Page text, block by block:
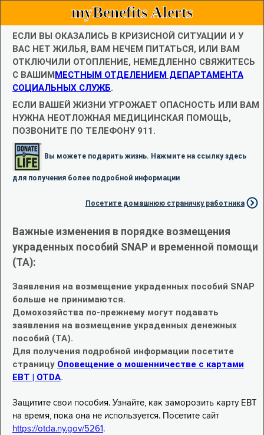
myBenefits Alerts
ЕСЛИ ВЫ ОКАЗАЛИСЬ В КРИЗИСНОЙ СИТУАЦИИ И У
ВАС НЕТ ЖИЛЬЯ, ВАМ НЕЧЕМ ПИТАТЬСЯ, ИЛИ ВАМ
ОТКЛЮЧИЛИ ОТОПЛЕНИЕ, НЕМЕДЛЕННО СВЯЖИТЕСЬ
С ВАШИММЕСТНЫМ ОТДЕЛЕНИЕМ ДЕПАРТАМЕНТА
СОЦИАЛЬНЫХ СЛУЖБ.
ЕСЛИ ВАШЕЙ ЖИЗНИ УГРОЖАЕТ ОПАСНОСТЬ ИЛИ ВАМ
НУЖНА НЕОТЛОЖНАЯ МЕДИЦИНСКАЯ ПОМОЩЬ,
ПОЗВОНИТЕ ПО ТЕЛЕФОНУ 911.
Вы можете подарить жизнь. Нажмите на ссылку здесь
для получения более подробной информации
Посетите домашнюю страничку работника
Важные изменения в порядке возмещения
украденных пособий SNAP и временной помощи
(TA):
Заявления на возмещение украденных пособий SNAP
больше не принимаются.
Домохозяйства по-прежнему могут подавать
заявления на возмещение украденных денежных
пособий (TA).
Для получения подробной информации посетите
страницу Оповещение о мошенничестве с картами
EBT | OTDA.
Защитите свои пособия. Узнайте, как заморозить карту EBT
на время, пока она не используется. Посетите сайт
https://otda.ny.gov/5261 .